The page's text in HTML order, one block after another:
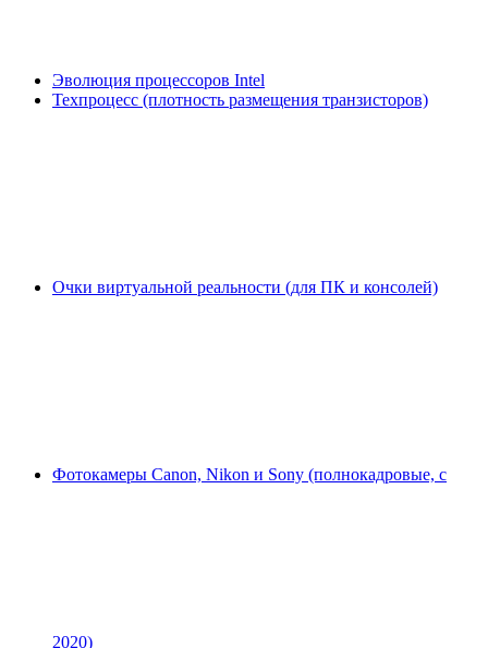
Эволюция процессоров Intel
Техпроцесс (плотность размещения транзисторов)
Очки виртуальной реальности (для ПК и консолей)
Фотокамеры Canon, Nikon и Sony (полнокадровые, с
2020)